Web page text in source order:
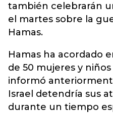
también celebrarán
el martes sobre la
Hamas.
Hamas ha acordado
de 50 mujeres y
informó
Israel detendría sus
durante un tiempo